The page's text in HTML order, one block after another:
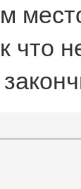
что